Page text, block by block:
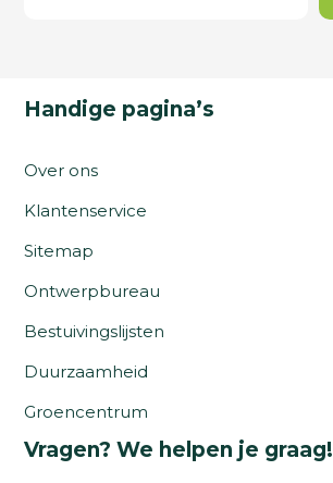
Handige pagina’s
Over ons
Klantenservice
Sitemap
Ontwerpbureau
Bestuivingslijsten
Duurzaamheid
Groencentrum
Vragen? We helpen je graag!